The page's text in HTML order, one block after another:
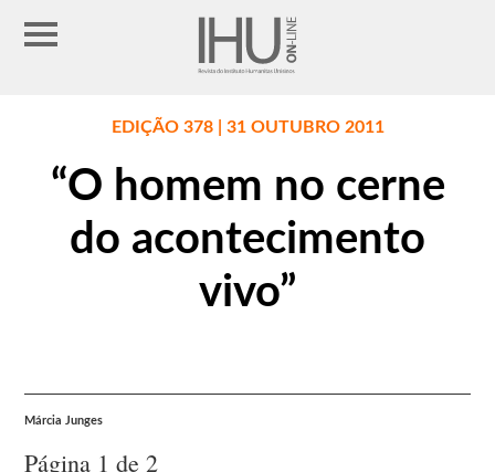
EDIÇÃO 378 | 31 OUTUBRO 2011
“O homem no cerne
do acontecimento
vivo”
Márcia Junges
Página 1 de 2